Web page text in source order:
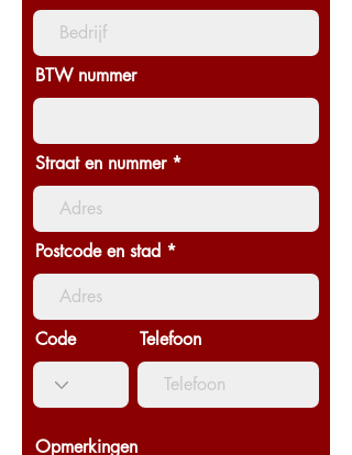
BTW nummer
Straat en nummer
Postcode en stad
Code Telefoon
Opmerkingen